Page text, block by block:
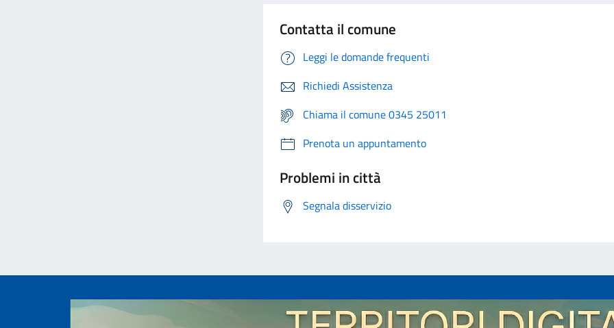
Contatta il comune
Leggi le domande frequenti
Richiedi Assistenza
Chiama il comune 0345 25011
Prenota un appuntamento
Problemi in città
Segnala disservizio